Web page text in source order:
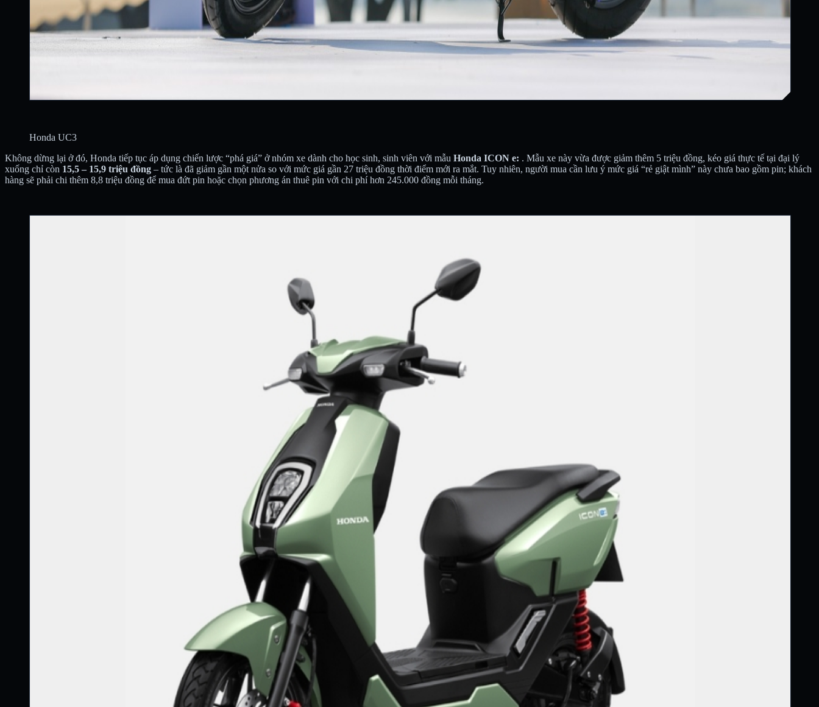
Honda UC3
Không dừng lại ở đó, Honda tiếp tục áp dụng chiến lược “phá giá” ở nhóm xe dành cho học sinh, sinh viên với mẫu Honda ICON e: . Mẫu xe này vừa được giảm thêm 5 triệu đồng, kéo giá thực tế tại đại lý
xuống chỉ còn 15,5 – 15,9 triệu đồng – tức là đã giảm gần một nửa so với mức giá gần 27 triệu đồng thời điểm mới ra mắt. Tuy nhiên, người mua cần lưu ý mức giá “rẻ giật mình” này chưa bao gồm pin; khách
hàng sẽ phải chi thêm 8,8 triệu đồng để mua đứt pin hoặc chọn phương án thuê pin với chi phí hơn 245.000 đồng mỗi tháng.